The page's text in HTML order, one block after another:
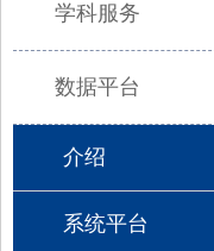
学科服务
数据平台
介绍
系统平台